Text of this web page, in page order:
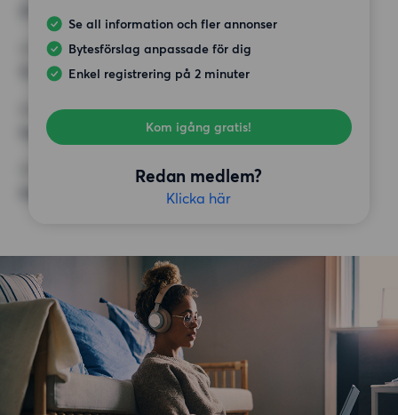
Se all information och fler annonser
Bytesförslag anpassade för dig
Enkel registrering på 2 minuter
Kom igång gratis!
Redan medlem?
Klicka här
HÖGSTA HYRA
12 000 kr
Inga speciella krav
ÖVRIGA PREFERENSER
Inga speciella preferenser